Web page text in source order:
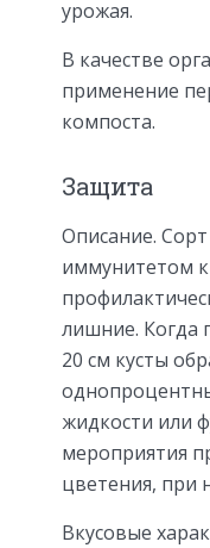
урожая.
В качестве
применение
компоста.
Защита
Описание.
иммунитетом
лишние. Когда
20 см кусты
жидкости или
мероприятия
цветения, при
Вкусовые